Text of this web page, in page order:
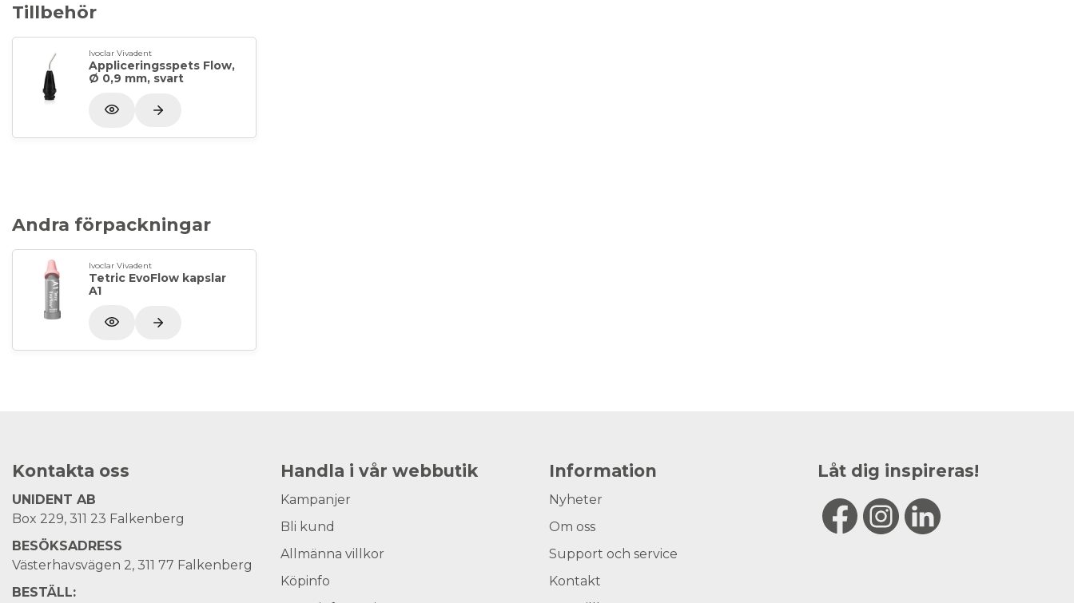
Tillbehör
Ivoclar Vivadent
Appliceringsspets Flow,
Ø 0,9 mm, svart
Andra förpackningar
Ivoclar Vivadent
Tetric EvoFlow kapslar
A1
Kontakta oss
UNIDENT AB
Box 229, 311 23 Falkenberg
BESÖKSADRESS
Västerhavsvägen 2, 311 77 Falkenberg
BESTÄLL:
Handla i vår webbutik
Kampanjer
Bli kund
Allmänna villkor
Köpinfo
Information
Nyheter
Om oss
Support och service
Kontakt
Låt dig inspireras!